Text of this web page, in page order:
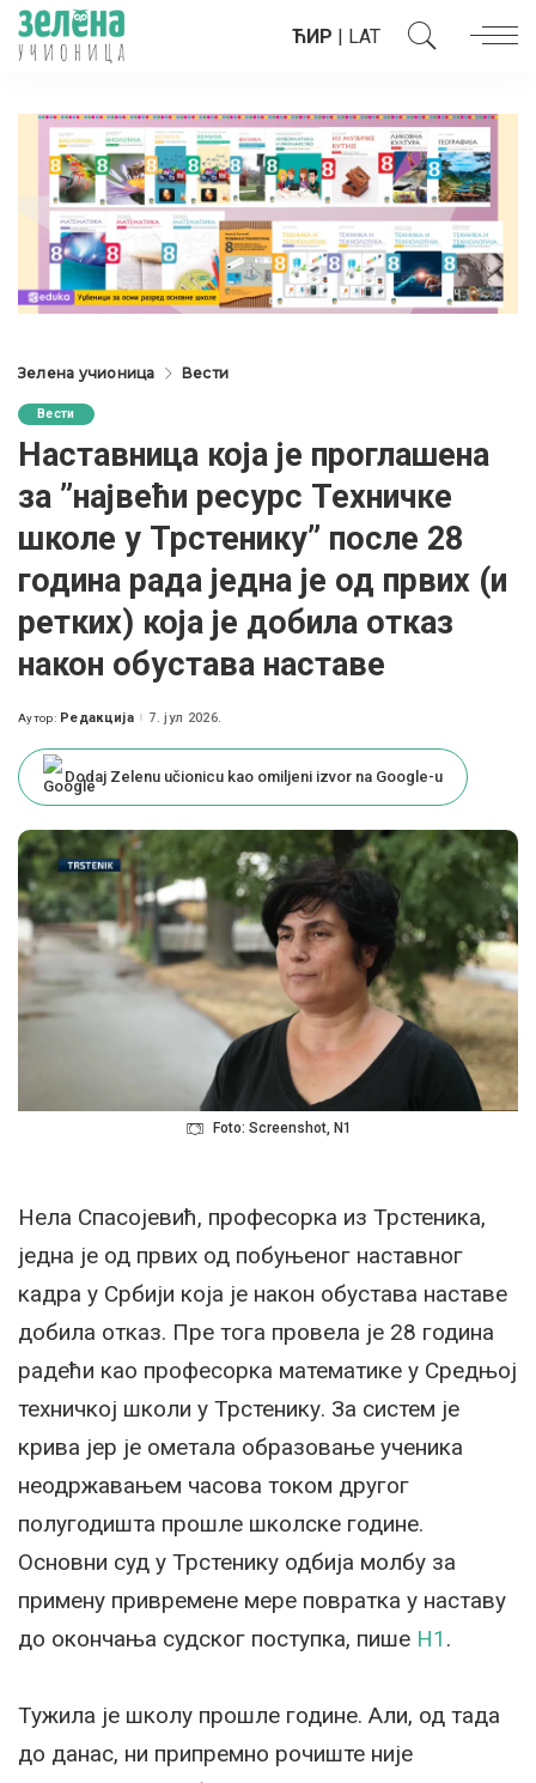
ЋИР | LAT
Зелена учионица Вести
Вести
Наставница која је проглашена
за ”највећи ресурс Техничке
школе у Трстенику” после 28
година рада једна је од првих (и
ретких) која је добила отказ
након обустава наставе
Posted
Аутор: Редакција 7. јул 2026.
Dodaj Zelenu učionicu kao omiljeni izvor na Google-u
Foto: Screenshot, N1
Нела Спасојевић, професорка из Трстеника,
једна је од првих од побуњеног наставног
кадра у Србији која је након обустава наставе
добила отказ. Пре тога провела је 28 година
радећи као професорка математике у Средњој
техничкој школи у Трстенику. За систем је
крива јер је ометала образовање ученика
неодржавањем часова током другог
полугодишта прошле школске године.
Основни суд у Трстенику одбија молбу за
примену привремене мере повратка у наставу
до окончања судског поступка, пише Н1 .
Тужила је школу прошле године. Али, од тада
до данас, ни припремно рочиште није